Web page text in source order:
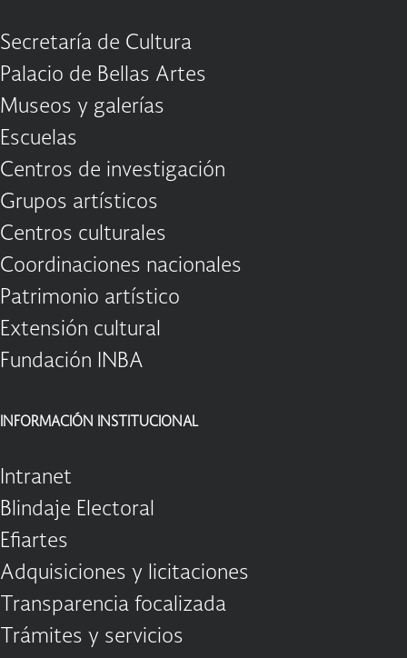
Secretaría de Cultura
Palacio de Bellas Artes
Museos y galerías
Escuelas
Centros de investigación
Grupos artísticos
Centros culturales
Coordinaciones nacionales
Patrimonio artístico
Extensión cultural
Fundación INBA
INFORMACIÓN INSTITUCIONAL
Intranet
Blindaje Electoral
Efiartes
Adquisiciones y licitaciones
Transparencia focalizada
Trámites y servicios